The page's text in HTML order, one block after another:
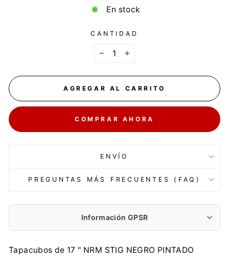
En stock
CANTIDAD
+
AGREGAR AL CARRITO
COMPRAR AHORA
ENVÍO
PREGUNTAS MÁS FRECUENTES (FAQ)
Información GPSR
Fabricante:
NRM Sp. z o.o.
Tapacubos de 17 " NRM STIG NEGRO PINTADO